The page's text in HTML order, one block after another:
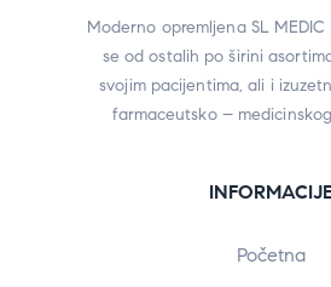
Moderno opremljena SL
se od ostalih po širini
svojim pacijentima, ali i
farmaceutsko –
INFORMACIJE
Početna